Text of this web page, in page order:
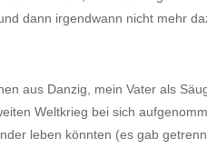
dann irgendwann nicht mehr
aus Danzig, mein Vater als
Weltkrieg bei sich
leben könnten (es gab